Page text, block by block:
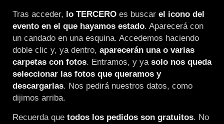
Tras acceder, lo TERCERO es buscar el icono del
evento en el que hayamos estado. Aparecerá con
un candado en una esquina. Accedemos haciendo
doble clic y, ya dentro, aparecerán una o varias
carpetas con fotos. Entramos, y ya solo nos queda
seleccionar las fotos que queramos y
descargarlas. Nos pedirá nuestros datos, como
dijimos arriba.
Recuerda que todos los pedidos son gratuitos. No